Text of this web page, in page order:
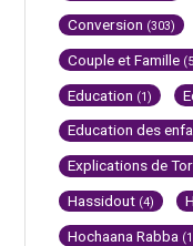
Conversion (303)
Couple et Famille
Education (1)
Education des
Explications de
Hassidout (4)
Hochaana Rabba